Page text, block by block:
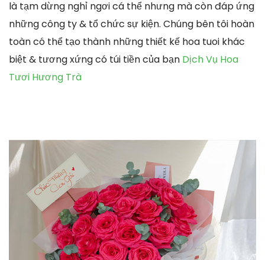
là tạm dừng nghỉ ngơi cá thể nhưng mà còn đáp ứng
những công ty & tổ chức sự kiện. Chúng bên tôi hoàn
toàn có thể tạo thành những thiết kế hoa tuoi khác
biệt & tương xứng có túi tiền của bạn Dịch Vụ Hoa
Tươi Hương Trà